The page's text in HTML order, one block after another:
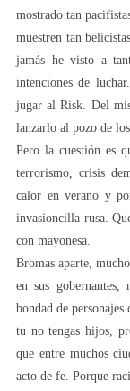
mostrado tan
muestren tan
jamás he visto a
intenciones de
jugar al Risk. Del
lanzarlo al pozo de los
Pero la cuestión es
terrorismo, crisis
calor en verano y
invasioncilla rusa.
con mayonesa.
Bromas aparte,
en sus
bondad de
tu no tengas hijos,
que entre muchos
acto de fe. Porque